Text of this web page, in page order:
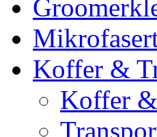
Koffer &
Koffer &